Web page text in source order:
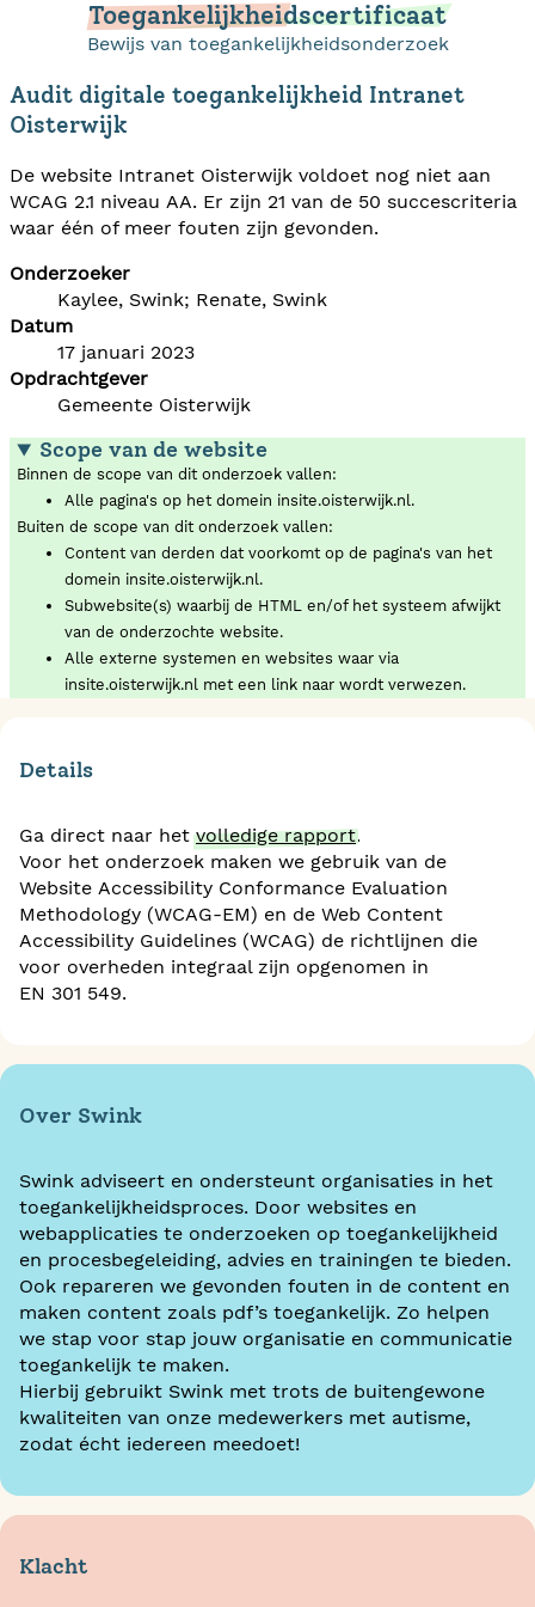
Toegankelijkheidscertificaat
Bewijs van toegankelijkheidsonderzoek
Audit digitale toegankelijkheid Intranet
Oisterwijk
De website Intranet Oisterwijk voldoet nog niet aan
WCAG 2.1 niveau AA. Er zijn 21 van de 50 succescriteria
waar één of meer fouten zijn gevonden.
Onderzoeker
Kaylee, Swink; Renate, Swink
Datum
17 januari 2023
Opdrachtgever
Gemeente Oisterwijk
Scope van de website
Binnen de scope van dit onderzoek vallen:
Alle pagina's op het domein insite.oisterwijk.nl.
Buiten de scope van dit onderzoek vallen:
Content van derden dat voorkomt op de pagina's van het
domein insite.oisterwijk.nl.
Subwebsite(s) waarbij de HTML en/of het systeem afwijkt
van de onderzochte website.
Alle externe systemen en websites waar via
insite.oisterwijk.nl met een link naar wordt verwezen.
Details
Ga direct naar hetvolledige rapport.
Voor het onderzoek maken we gebruik van de
Website Accessibility Conformance Evaluation
Methodology (WCAG-EM) en de Web Content
Accessibility Guidelines (WCAG) de richtlijnen die
voor overheden integraal zijn opgenomen in
EN 301 549.
Over Swink
Swink adviseert en ondersteunt organisaties in het
toegankelijkheidsproces. Door websites en
webapplicaties te onderzoeken op toegankelijkheid
en procesbegeleiding, advies en trainingen te bieden.
Ook repareren we gevonden fouten in de content en
maken content zoals pdf’s toegankelijk. Zo helpen
we stap voor stap jouw organisatie en communicatie
toegankelijk te maken.
Hierbij gebruikt Swink met trots de buitengewone
kwaliteiten van onze medewerkers met autisme,
zodat écht iedereen meedoet!
Klacht